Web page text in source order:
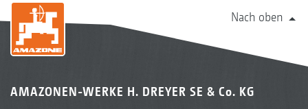
Nach oben
AMAZONEN-WERKE H. DREYER SE & Co. KG